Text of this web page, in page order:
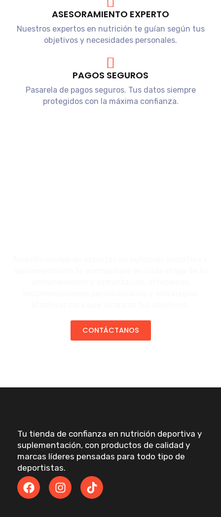
ASESORAMIENTO EXPERTO
Nuestros expertos en nutrición te guían según tus
objetivos y necesidades personales.
PAGOS SEGUROS
Pasarela de pagos seguros. Tus datos siempre
protegidos con la máxima confianza.
CONTÁCTANOS
Tu tienda de confianza en nutrición deportiva y
suplementación, con productos de calidad y
marcas líderes pensadas para todo tipo de
deportistas.
F
a
I
n
T
i